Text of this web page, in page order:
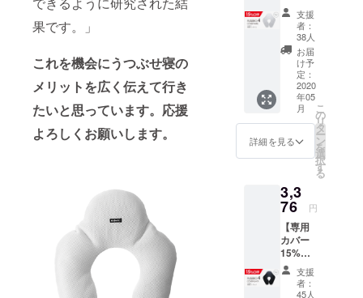
果です。」
これを機会にうつぶせ寝の
メリットを広く伝えて行き
たいと思っています。 応援
よろしくお願いします。
上質な睡眠
を提供いた
します。
F】※本
体別売
（FUSE
RO 4専
用カ
バー ホ
ワイト×
1枚）
支援者
様限定
15%off
の
￥3,376
込・送
料込）
にて承
りま
す。 一
般販売
予定価
￥3,972
支援
者：
38人
お届
け予
定：
2020
年05
月
詳細を見る
こ
の
リ
タ
ー
ン
を
選
択
す
る
3,3
76 円
【専用
カバー
15%OF
F】※本
体別売
（FUSE
支援
者：
45人